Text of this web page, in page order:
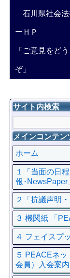
石川県社会法
ーＨＰ
「ご意見をどう
ぞ」
サイト内検索
メインコンテン
ホーム
１「当面の日
報･NewsPaper
２「抗議声明
３ 機関紙 「
４ フェイスプ
５ PEACEネ
会員）入会案内